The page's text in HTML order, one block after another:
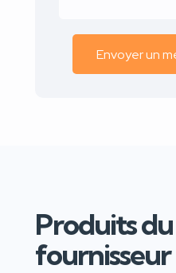
Envoyer un
Produits du
fournisseur